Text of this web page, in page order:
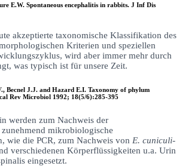
E.W. Spontaneous encephalitis in rabbits. J Inf Dis
akzeptierte taxonomische Klassifikation des
Kriterien und speziellen
wird aber immer mehr durch
was typisch ist für unsere Zeit.
Becnel J.J. and Hazard E.I. Taxonomy of phylum
Rev Microbiol 1992; 18(5/6):285-395
werden zum Nachweis der
zunehmend mikrobiologische
wie die PCR, zum Nachweis von E. cuniculi-
verschiedenen Körperflüssigkeiten u.a. Urin
eingesetzt.